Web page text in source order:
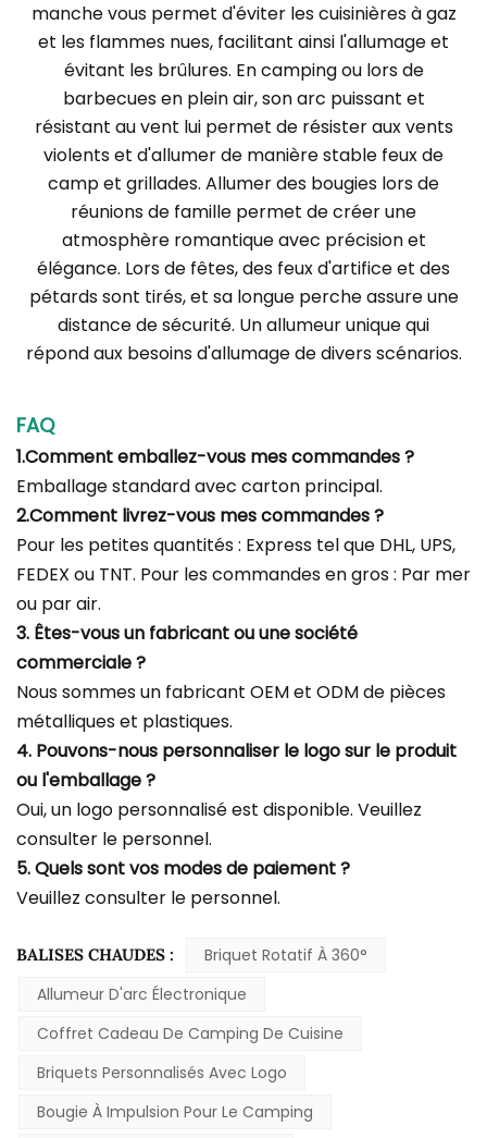
manche vous permet d'éviter les cuisinières à gaz
et les flammes nues, facilitant ainsi l'allumage et
évitant les brûlures. En camping ou lors de
barbecues en plein air, son arc puissant et
résistant au vent lui permet de résister aux vents
violents et d'allumer de manière stable feux de
camp et grillades. Allumer des bougies lors de
réunions de famille permet de créer une
atmosphère romantique avec précision et
élégance. Lors de fêtes, des feux d'artifice et des
pétards sont tirés, et sa longue perche assure une
distance de sécurité. Un allumeur unique qui
répond aux besoins d'allumage de divers scénarios.
FAQ
1.Comment emballez-vous mes commandes ?
Emballage standard avec carton principal.
2.Comment livrez-vous mes commandes ?
Pour les petites quantités : Express tel que DHL, UPS,
FEDEX ou TNT. Pour les commandes en gros : Par mer
ou par air.
3. Êtes-vous un fabricant ou une société
commerciale ?
Nous sommes un fabricant OEM et ODM de pièces
métalliques et plastiques.
4. Pouvons-nous personnaliser le logo sur le produit
ou l'emballage ?
Oui, un logo personnalisé est disponible. Veuillez
consulter le personnel.
5. Quels sont vos modes de paiement ?
Veuillez consulter le personnel.
BALISES CHAUDES :
Briquet Rotatif À 360°
Allumeur D'arc Électronique
Coffret Cadeau De Camping De Cuisine
Briquets Personnalisés Avec Logo
Bougie À Impulsion Pour Le Camping